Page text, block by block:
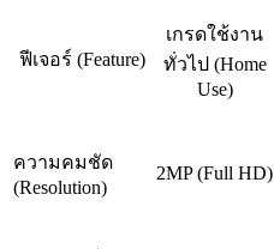
ฟีเจอร์ (Feature)
เกรดใช้งาน
ทั่วไป (Home
Use)
ความคมชัด
(Resolution)
2MP (Full HD)